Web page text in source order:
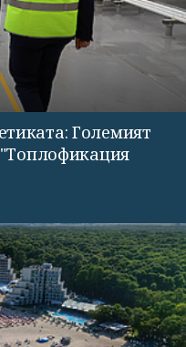
Големият